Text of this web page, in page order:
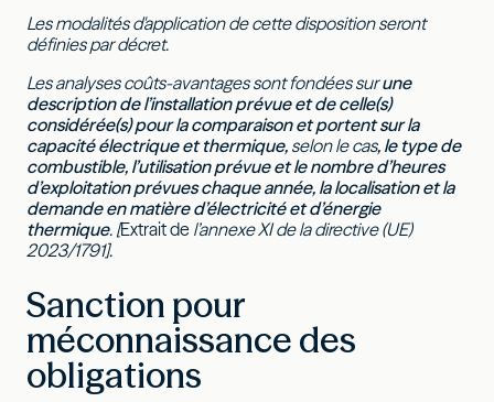
Les modalités d'application de cette disposition seront
définies par décret.
Les analyses coûts-avantages sont fondées surune
description de l’installation prévue et de celle(s)
considérée(s) pour la comparaison et portent sur la
capacité électrique et thermique, selon le cas, le type de
combustible, l’utilisation prévue et le nombre d’heures
d’exploitation prévues chaque année, la localisation et la
demande en matière d’électricité et d’énergie
thermique. [Extrait de l’annexe XI de la directive (UE)
2023/1791].
Sanction pour
méconnaissance des
obligations